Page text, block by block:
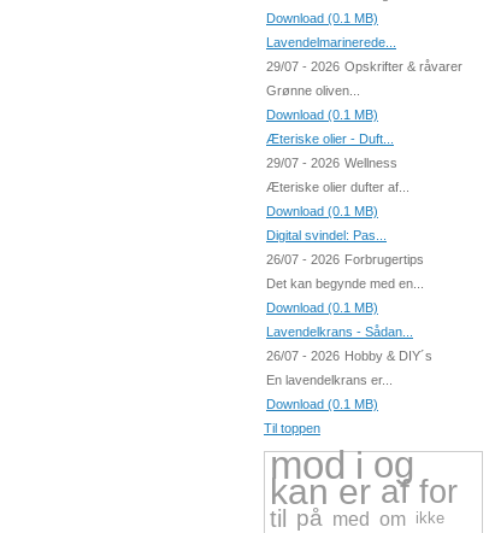
Download (0.1 MB)
Lavendelmarinerede...
29/07 - 2026 Opskrifter & råvarer
Grønne oliven...
Download (0.1 MB)
Æteriske olier - Duft...
29/07 - 2026 Wellness
Æteriske olier dufter af...
Download (0.1 MB)
Digital svindel: Pas...
26/07 - 2026 Forbrugertips
Det kan begynde med en...
Download (0.1 MB)
Lavendelkrans - Sådan...
26/07 - 2026 Hobby & DIY´s
En lavendelkrans er...
Download (0.1 MB)
Til toppen
mod i og
kan er af for
til på med om ikke